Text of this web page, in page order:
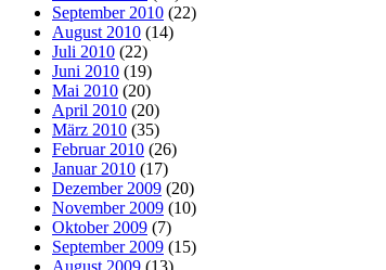
September 2010 (22)
August 2010 (14)
Juli 2010 (22)
Juni 2010 (19)
Mai 2010 (20)
April 2010 (20)
März 2010 (35)
Februar 2010 (26)
Januar 2010 (17)
Dezember 2009 (20)
November 2009 (10)
Oktober 2009 (7)
September 2009 (15)